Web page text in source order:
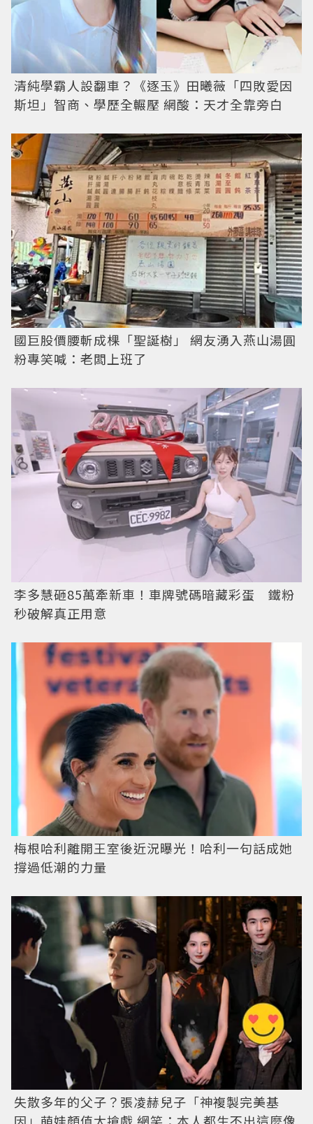
清純學霸人設翻車？《逐玉》田曦薇「四敗愛因
斯坦」智商、學歷全輾壓 網酸：天才全靠旁白
國巨股價腰斬成棵「聖誕樹」 網友湧入燕山湯圓
粉專笑喊：老闆上班了
李多慧砸85萬牽新車！車牌號碼暗藏彩蛋 鐵粉
秒破解真正用意
梅根哈利離開王室後近況曝光！哈利一句話成她
撐過低潮的力量
失散多年的父子？張凌赫兒子「神複製完美基
因」萌娃顏值太搶戲 網笑：本人都生不出這麼像